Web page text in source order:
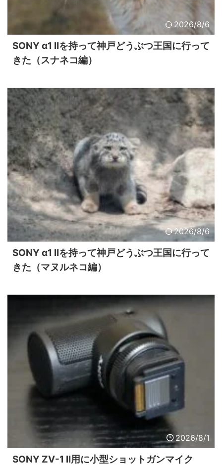
2026/8/6
SONY α1 IIを持って神戸どうぶつ王国に行って
きた（スナネコ編）
2026/8/6
SONY α1 IIを持って神戸どうぶつ王国に行って
きた（マヌルネコ編）
2026/8/1
SONY ZV-1 II用に小型ショットガンマイク